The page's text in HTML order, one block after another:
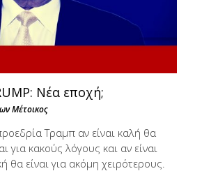
Νέα εποχή;
Μέτοικος
Τραμπ αν είναι καλή θα
για κακούς λόγους και αν είναι
θα είναι για ακόμη χειρότερους.